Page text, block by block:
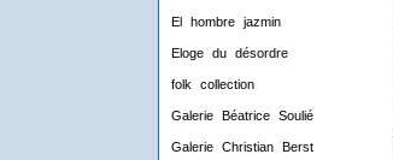
El hombre jazmin
Eloge du désordre
folk collection
Galerie Béatrice Soulié
Galerie Christian Berst